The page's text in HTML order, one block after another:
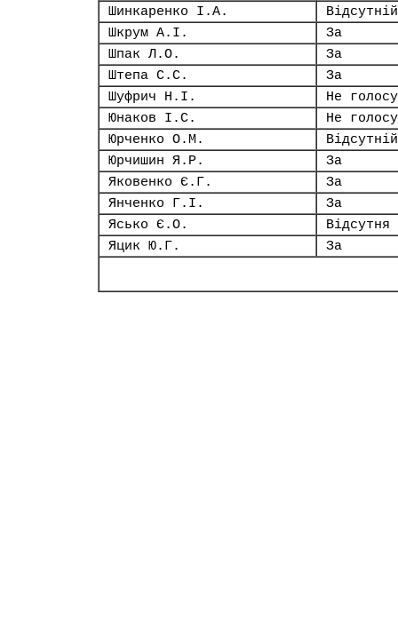
Шинкаренко І.А.
Відсутній
Шкрум А.І.
За
Шпак Л.О.
За
Штепа С.С.
За
Шуфрич Н.І.
Не
Юнаков І.С.
Не
Юрченко О.М.
Відсутній
Юрчишин Я.Р.
За
Яковенко Є.Г.
За
Янченко Г.І.
За
Ясько Є.О.
Відсутня
Яцик Ю.Г.
За